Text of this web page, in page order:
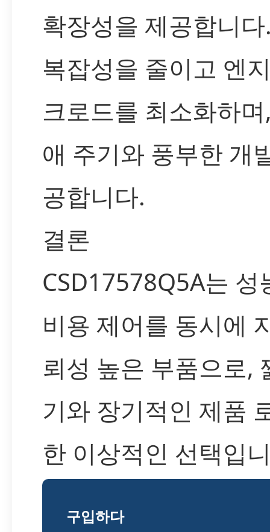
확장성을 제공합니
복잡성을 줄이고 엔
크로드를 최소화하
애 주기와 풍부한 개
공합니다.
결론
CSD17578Q5A는 성
비용 제어를 동시에
뢰성 높은 부품으로,
기와 장기적인 제품
한 이상적인 선택입
구입하다